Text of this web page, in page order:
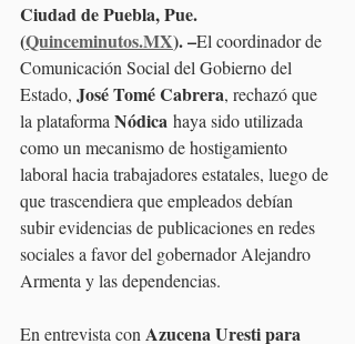
Ciudad de Puebla, Pue.
(Quinceminutos.MX). –El coordinador de
Comunicación Social del Gobierno del
Estado, José Tomé Cabrera, rechazó que
la plataforma Nódica haya sido utilizada
como un mecanismo de hostigamiento
laboral hacia trabajadores estatales, luego de
que trascendiera que empleados debían
subir evidencias de publicaciones en redes
sociales a favor del gobernador Alejandro
Armenta y las dependencias.
En entrevista con Azucena Uresti para